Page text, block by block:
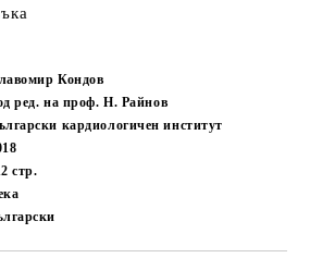
Кондов
ред. на проф. Н. Райнов
кардиологичен институт
стр.